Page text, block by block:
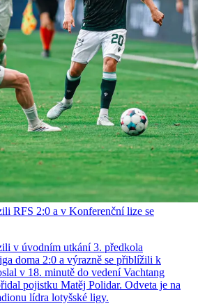
RFS 2:0 a v Konferenční lize se
v úvodním utkání 3. předkola
doma 2:0 a výrazně se přiblížili k
v 18. minutě do vedení Vachtang
pojistku Matěj Polidar. Odveta je na
lídra lotyšské ligy.